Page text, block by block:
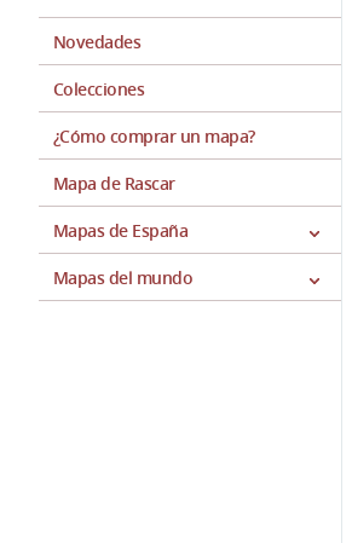
Novedades
Colecciones
¿Cómo comprar un mapa?
Mapa de Rascar
Mapas de España
Mapas del mundo